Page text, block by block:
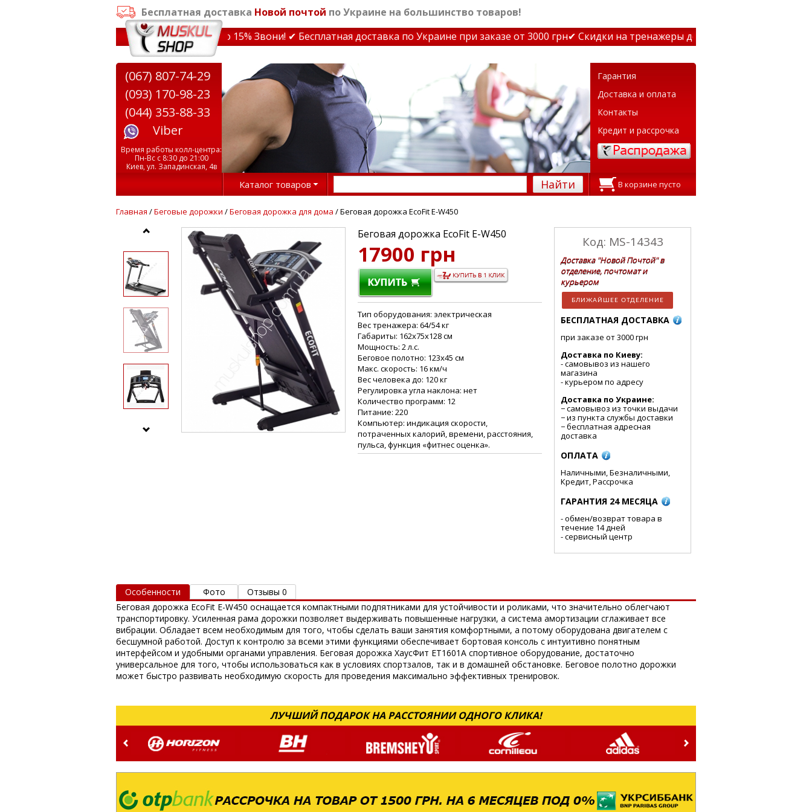
Бесплатная доставка Новой почтой по Украине на большинство товаров!
✔ Скидки на тренажеры до 15% Звони! ✔ Бесплатная доставка по Украине при заказе от 3000 грн✔ Скидки на тренажеры до 15% Звони! ✔ Бесплатная
Гарантия
Доставка и оплата
Контакты
Кредит и рассрочка
(067) 807-74-29
(093) 170-98-23
(044) 353-88-33
Viber
Время работы колл-центра:
Пн-Вс с 8:30 до 21:00
Киев, ул. Западинская, 4в
Каталог товаров Найти В корзине пусто
Главная /Беговые дорожки /Беговая дорожка для дома / Беговая дорожка EcoFit E-W450
Беговая дорожка EcoFit E-W450
17900 грн
Тип оборудования: электрическая
Вес тренажера: 64/54 кг
Габариты: 162x75x128 см
Мощность: 2 л.с.
Беговое полотно: 123x45 см
Макс. скорость: 16 км/ч
Вес человека до: 120 кг
Регулировка угла наклона: нет
Количество программ: 12
Питание: 220
Компьютер: индикация скорости,
потраченных калорий, времени, расстояния,
пульса, функция «фитнес оценка».
Код: MS-14343
Доставка "Новой Почтой" в
отделение, почтомат и
курьером
БЛИЖАЙШЕЕ ОТДЕЛЕНИЕ
БЕСПЛАТНАЯ ДОСТАВКА
при заказе от 3000 грн
Доставка по Киеву:
- cамовывоз из нашего
магазина
- курьером по адресу
Доставка по Украине:
− самовывоз из точки выдачи
− из пункта службы доставки
− бесплатная адресная
доставка
ОПЛАТА
Наличными, Безналичными,
Кредит, Рассрочка
ГАРАНТИЯ 24 МЕСЯЦА
- обмен/возврат товара в
течение 14 дней
- сервисный центр
Особенности Фото
Отзывы 0
Беговая дорожка EcoFit E-W450 оснащается компактными подпятниками для устойчивости и роликами, что значительно облегчают
транспортировку. Усиленная рама дорожки позволяет выдерживать повышенные нагрузки, а система амортизации сглаживает все
вибрации. Обладает всем необходимым для того, чтобы сделать ваши занятия комфортными, а потому оборудована двигателем с
бесшумной работой. Доступ к контролю за всеми этими функциями обеспечивает бортовая консоль с интуитивно понятным
интерфейсом и удобными органами управления. Беговая дорожка ХаусФит ET1601A спортивное оборудование, достаточно
универсальное для того, чтобы использоваться как в условиях спортзалов, так и в домашней обстановке. Беговое полотно дорожки
может быстро развивать необходимую скорость для проведения максимально эффективных тренировок.
ЛУЧШИЙ ПОДАРОК НА РАССТОЯНИИ ОДНОГО КЛИКА!